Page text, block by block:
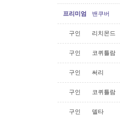
프리미엄 밴쿠버
구인 리치몬드
구인 코퀴틀람
구인 써리
구인 코퀴틀람
구인 델타